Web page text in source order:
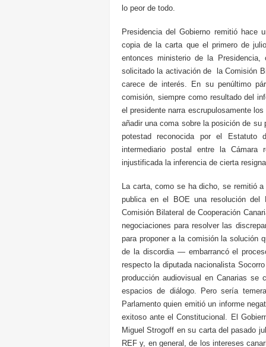
lo peor de todo.
Presidencia del Gobierno remitió hace
copia de la carta que el primero de
entonces ministerio de la
solicitado la activación de la Comisión
carece de interés. En su penúltimo
comisión, siempre como resultado del
el presidente narra escrupulosamente
añadir una coma sobre la posición de su
potestad reconocida por el Estatuto
intermediario postal entre la
injustificada la inferencia de cierta
La carta, como se ha dicho, se remitió
publica en el BOE una resolución
Comisión Bilateral de Cooperación
negociaciones para resolver las
para proponer a la comisión la solución
de la discordia — embarrancó el
respecto la diputada nacionalista
producción audiovisual en Canarias
espacios de diálogo. Pero sería
Parlamento quien emitió un informe
exitoso ante el Constitucional. El
Miguel Strogoff en su carta del pasado
REF y, en general, de los intereses